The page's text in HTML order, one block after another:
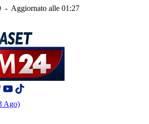
- Aggiornato alle 01:27
Ago)